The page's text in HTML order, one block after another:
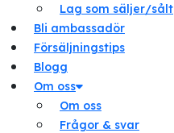
Lag som säljer/sålt
Bli ambassadör
Försäljningstips
Blogg
Om oss
Om oss
Frågor & svar